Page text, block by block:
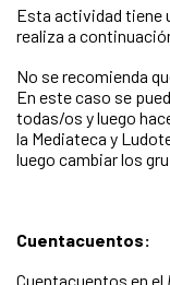
Esta actividad tiene
realiza a
No se recomienda
En este caso se
todas/os y luego
la Mediateca y
luego cambiar los
Cuentacuentos:
Cuentacuentos en el